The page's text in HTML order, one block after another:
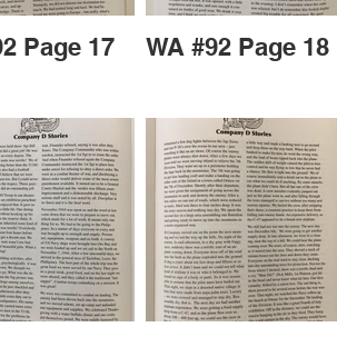
Page 17 WA #92 Page 18